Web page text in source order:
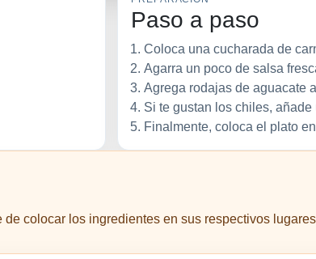
Paso a paso
Coloca una cucharada de
Agarra un poco de salsa
Agrega rodajas de aguacate
Si te gustan los chiles,
Finalmente, coloca el plato
colocar los ingredientes en sus respectivos